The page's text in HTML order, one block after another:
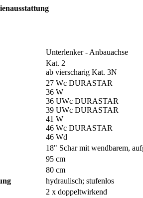
Unterlenker - Anbauachse
Kat. 2
ab vierscharig Kat. 3N
27 Wc DURASTAR
36 W
36 UWc DURASTAR
39 UWc DURASTAR
41 W
46 Wc DURASTAR
46 Wd
18" Schar mit wendbarem,
95 cm
80 cm
hydraulisch; stufenlos
2 x doppeltwirkend